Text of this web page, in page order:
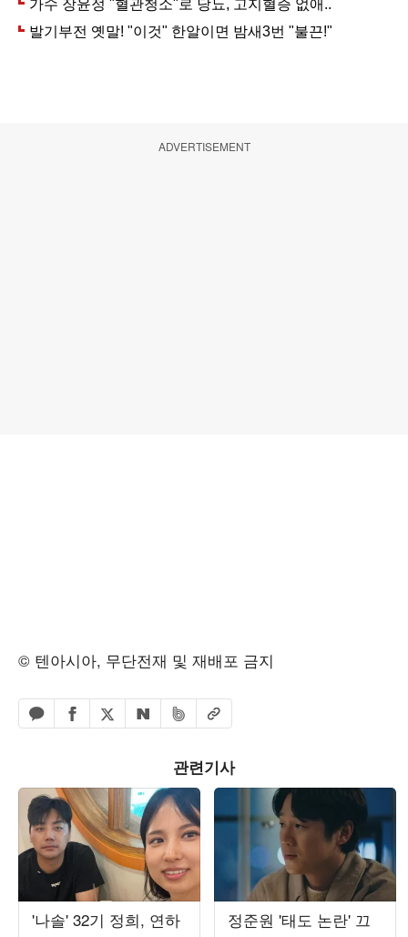
ADVERTISEMENT
© 텐아시아, 무단전재 및 재배포 금지
카카오톡 공유하기
페이스북 공유하기
엑스 공유하기
네이버 공유하기
밴드 공유하기
URL복사
관련기사
'나솔' 32기 정희, 연하
정준원 '태도 논란' 끄